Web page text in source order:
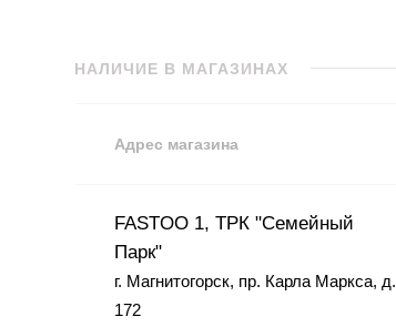
НАЛИЧИЕ В МАГАЗИНАХ
Адрес магазина
FASTOO 1, ТРК "Семейный
Парк"
г. Магнитогорск, пр. Карла Маркса, д.
172